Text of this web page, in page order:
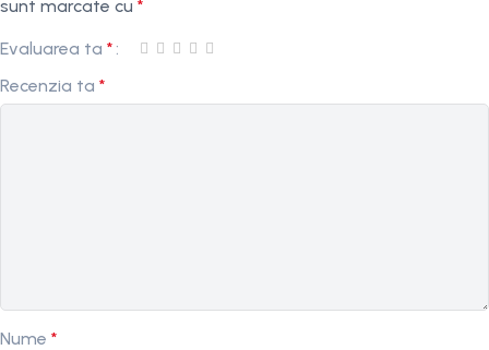
sunt marcate cu *
Evaluarea ta *
Recenzia ta *
Nume *